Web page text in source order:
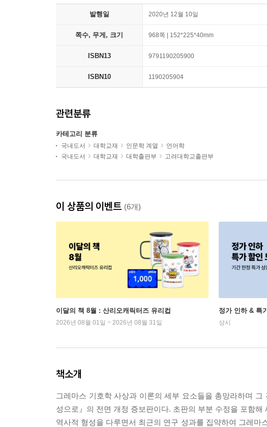
발행일 2020년 12월 10일
쪽수, 무게, 크기 968쪽 | 152*225*40mm
ISBN13 9791190205900
ISBN10 1190205904
관련분류
카테고리 분류
국내도서 대학교재 인문학 계열
언어학
국내도서
대학교재 대학출판부 고려대학교출판부
이 상품의 이벤트 (6개)
이달의 책 8월 : 산리오캐릭터즈 유리컵
2026년 08월 01일 ~ 2026년 08월 31일
정가 인하 & 특
상시
책소개
그레마스 기호학 사상과 이론의 세부 요소들을 총망라하며
성으로』의 전면 개정 증보판이다. 초판의 부분 수정을 포함
역사적 형성을 다루면서 최근의 연구 성과를 집약하여 그레